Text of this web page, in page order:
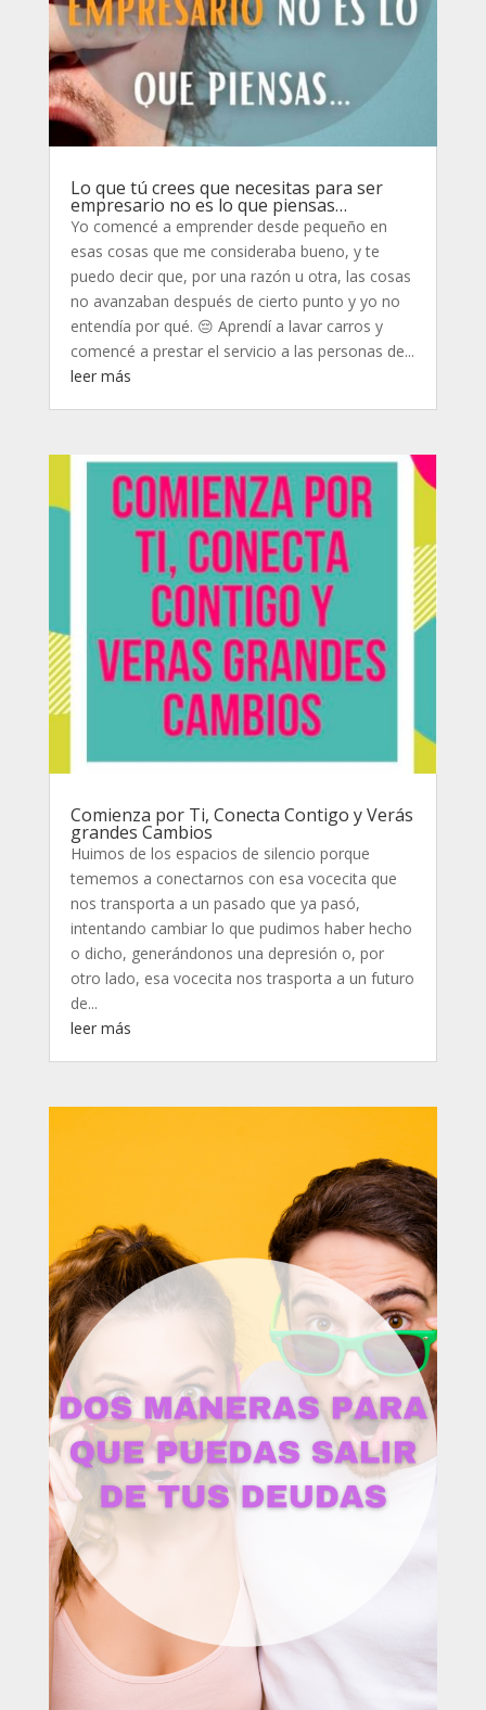
Lo que tú crees que necesitas para ser
empresario no es lo que piensas…
Yo comencé a emprender desde pequeño en
esas cosas que me consideraba bueno, y te
puedo decir que, por una razón u otra, las cosas
no avanzaban después de cierto punto y yo no
entendía por qué. 😔 Aprendí a lavar carros y
comencé a prestar el servicio a las personas de...
leer más
Comienza por Ti, Conecta Contigo y Verás
grandes Cambios
Huimos de los espacios de silencio porque
tememos a conectarnos con esa vocecita que
nos transporta a un pasado que ya pasó,
intentando cambiar lo que pudimos haber hecho
o dicho, generándonos una depresión o, por
otro lado, esa vocecita nos trasporta a un futuro
de...
leer más